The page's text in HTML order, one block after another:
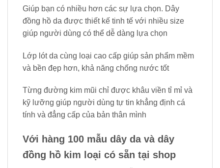
Giúp bạn có nhiều hơn các sự lựa chọn. Dây
đồng hồ da được thiết kế tinh tế với nhiều size
giúp người dùng có thể dễ dàng lựa chọn
Lớp lót da cùng loại cao cấp giúp sản phẩm mềm
và bền đẹp hơn, khả năng chống nước tốt
Từng đường kim mũi chỉ được khâu viền tỉ mỉ và
kỹ lưỡng giúp người dùng tự tin khẳng định cá
tính và đẳng cấp của bản thân mình
Với hàng 100 mẫu dây da và dây
đồng hồ kim loại có sẵn tại shop